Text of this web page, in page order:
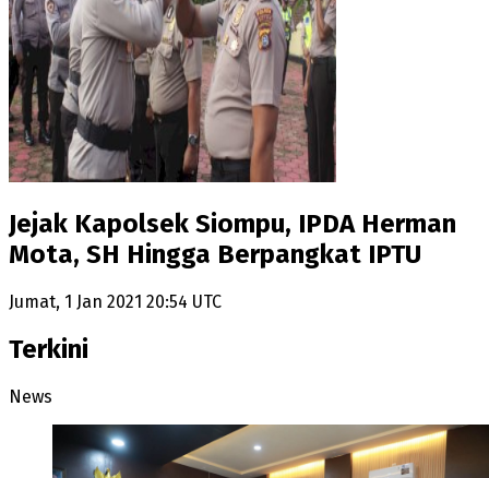
Jejak Kapolsek Siompu, IPDA Herman
Mota, SH Hingga Berpangkat IPTU
Jumat, 1 Jan 2021 20:54 UTC
Terkini
News